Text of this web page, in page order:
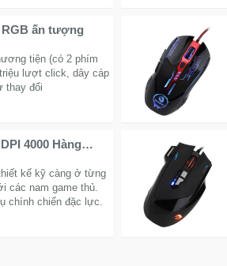
M710 chuyên game LED RGB ấn tượng
tiện (có 2 phím
lượt click, dây cáp
thay đổi
4000 Hàng
kế kỹ càng ở từng
các nam game thủ.
chính chiến đặc lực.